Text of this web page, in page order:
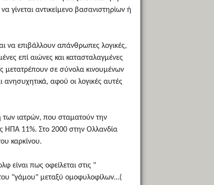
γίνεται αντικείμενο βασανιστηρίων ή
να επιβάλλουν απάνθρωπες λογικές,
επί αιώνες και κατασταλαγμένες
μετατρέπουν σε σύνολα κινουμένων
αφού οι λογικές αυτές
ιατρών, που σταματούν την
ΗΠΑ 11%. Στο 2000 στην Ολλανδία
καρκίνου.
είναι πως οφείλεται στις "
του "γάμου" μεταξύ ομοφυλοφίλων…(